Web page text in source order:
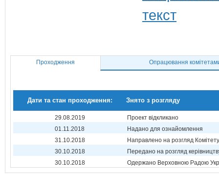
Проходження Опрацювання
Дати та стан проходження: Знято з розгляду
29.08.2019
Проект відкликано
01.11.2018
Надано для ознайомлення
31.10.2018
Направлено на розгляд Комітету
30.10.2018
Передано на розгляд
30.10.2018
Одержано Верховною Радою